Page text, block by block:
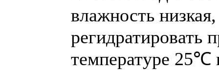
влажность
регидратировать
температуре 25℃